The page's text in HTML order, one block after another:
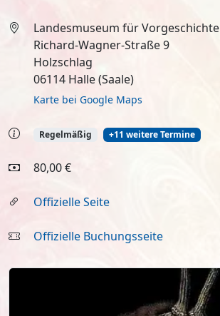
Landesmuseum für Vorgeschichte
Richard-Wagner-Straße 9
Holzschlag
06114 Halle (Saale)
Karte bei Google Maps
Regelmäßig +11 weitere Termine
80,00 €
Offizielle Seite
Offizielle Buchungsseite